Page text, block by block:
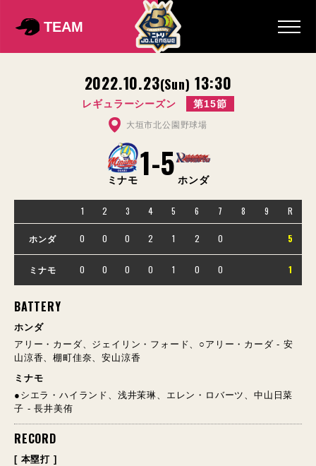
TEAM
2022.10.23(Sun) 13:30
レギュラーシーズン 第15節
大垣市北公園野球場
ミナモ 1-5ホンダ
1 2 3 4 5 6 7 8 9 R
ホンダ 0 0 0 2 1 2 0 5
ミナモ 0 0 0 0 1 0 0 1
BATTERY
ホンダ
アリー・カーダ、ジェイリン・フォード、○アリー・カーダ - 安
山涼香、棚町佳奈、安山涼香
ミナモ
●シエラ・ハイランド、浅井茉琳、エレン・ロバーツ、中山日菜
子 - 長井美侑
RECORD
[ 本塁打 ]